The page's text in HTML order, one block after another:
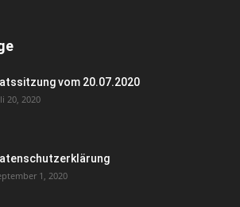
vom 20.07.2020
20, 2020
1, 2020